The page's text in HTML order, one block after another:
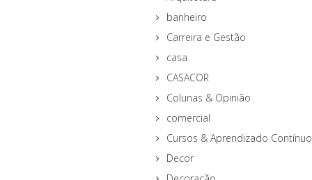
banheiro
Carreira e Gestão
casa
CASACOR
Colunas & Opinião
comercial
Cursos & Aprendizado Contínuo
Decor